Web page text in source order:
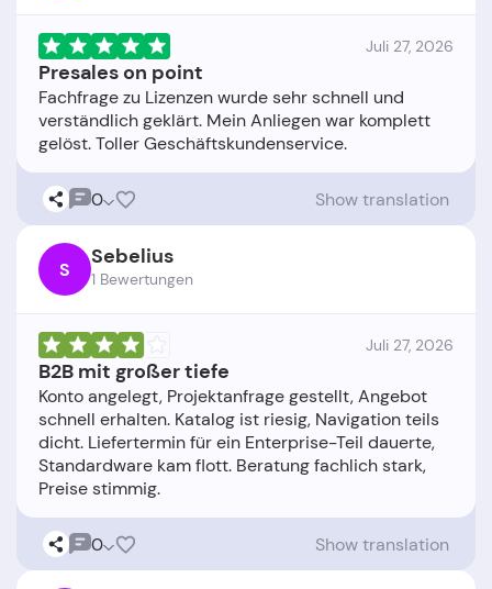
Juli 27, 2026
Presales on point
Fachfrage zu Lizenzen wurde sehr schnell und
verständlich geklärt. Mein Anliegen war komplett
0 Show translation
S Sebelius
1 Bewertungen
Juli 27, 2026
B2B mit großer tiefe
Konto angelegt, Projektanfrage gestellt, Angebot
schnell erhalten. Katalog ist riesig, Navigation teils
dicht. Liefertermin für ein Enterprise-Teil dauerte,
Standardware kam flott. Beratung fachlich stark,
0 Show translation